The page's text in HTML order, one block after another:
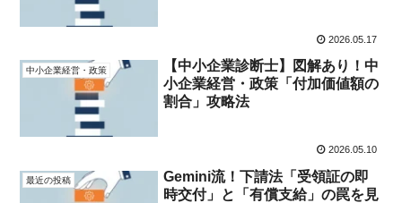
2026.05.17
中小企業経営・政策
【中小企業診断士】図解あり！中
小企業経営・政策「付加価値額の
割合」攻略法
2026.05.10
最近の投稿
Gemini流！下請法「受領証の即
時交付」と「有償支給」の罠を見